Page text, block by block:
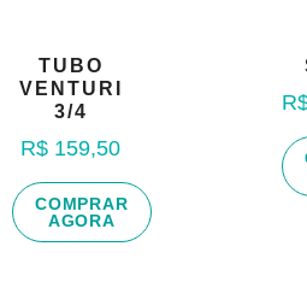
TUBO
VENTURI
3/4
R$ 159,50
COMPRAR
AGORA